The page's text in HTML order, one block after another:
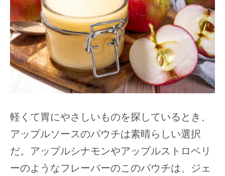
軽くて胃にやさしいものを探しているとき、
アップルソースのパウチは素晴らしい選択
だ。アップルシナモンやアップルストロベリ
ーのようなフレーバーのこのパウチは、ジェ